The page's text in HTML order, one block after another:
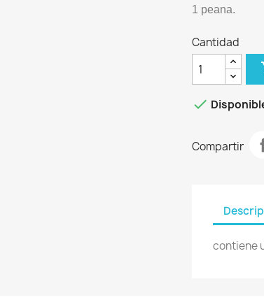
1 peana.
Cantidad

Compartir
contiene